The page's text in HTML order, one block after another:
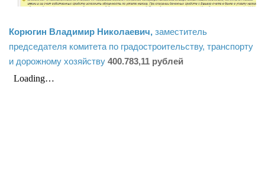
Корюгин Владимир Николаевич, заместитель
председателя комитета по градостроительству, транспорту
и дорожному хозяйству 400.783,11 рублей